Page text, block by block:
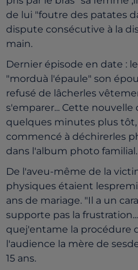
de lui "foutre des patates
dispute consécutive à la
main.
Dernier épisode en date :
"morduà l'épaule" son
refusé de lâcherles
s'emparer... Cette
quelques minutes plus
commencé à déchirerles
dans l'album photo familial.
De l'aveu-même de la
physiques étaient
ans de mariage. "Il a un
supporte pas la
quej'entame la procédure
l'audience la mère de
15 ans.